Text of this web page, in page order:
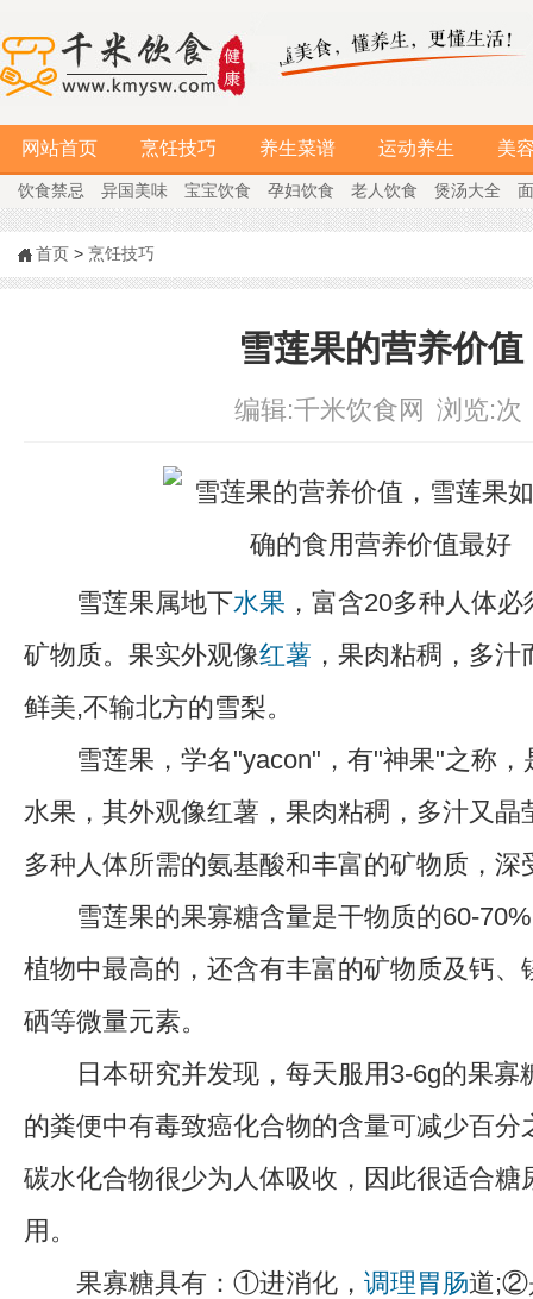
网站首页 烹饪技巧 养生菜谱 运动养生 美
饮食禁忌 异国美味 宝宝饮食 孕妇饮食 老人饮食 煲汤大全
首页 > 烹饪技巧
雪莲果的营养价值
编辑:千米饮食网 浏览:次
雪莲果属地下水果 ，富含20多种人体
矿物质。果实外观像红薯 ，果肉粘稠，多
鲜美,不输北方的雪梨。
雪莲果，学名"yacon"，有"神果"之称，
水果，其外观像红薯，果肉粘稠，多汁又晶
多种人体所需的氨基酸和丰富的矿物质，深
雪莲果的果寡糖含量是干物质的60-70%
植物中最高的，还含有丰富的矿物质及钙、
硒等微量元素。
日本研究并发现，每天服用3-6g的果寡
的粪便中有毒致癌化合物的含量可减少百分
碳水化合物很少为人体吸收，因此很适合糖
用。
果寡糖具有：①进消化， 调理胃肠道;②